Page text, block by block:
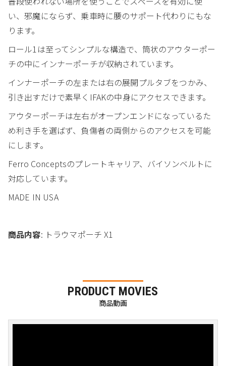
い、邪魔にならず、乗車時に腰のサポート代わりにもな
ります。
ロール1は至ってシンプルな構造で、筒状のアウターポー
チの中にインナーポーチが収納されています。
インナーポーチの左または右の展開プルタブをつかみ、
引き出すだけで素早くIFAKの中身にアクセスできます。
アウターポーチは左右がオープンエンドになっているた
め利き手を選ばず、負傷者の両側からのアクセスを可能
にします。
Ferro Conceptsのプレートキャリア、バイソンベルトに
対応しています。
MADE IN USA
商品内容: トラウマポーチ X1
PRODUCT MOVIES
商品動画